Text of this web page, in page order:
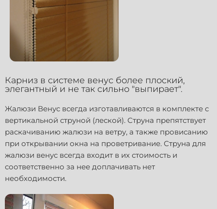
Карниз в системе венус более плоский,
элегантный и не так сильно "выпирает".
Жалюзи Венус всегда изготавливаются в комплекте с
вертикальной струной (леской). Струна препятствует
раскачиванию жалюзи на ветру, а также провисанию
при открывании окна на проветривание. Струна для
жалюзи венус всегда входит в их стоимость и
соответственно за нее доплачивать нет
необходимости.